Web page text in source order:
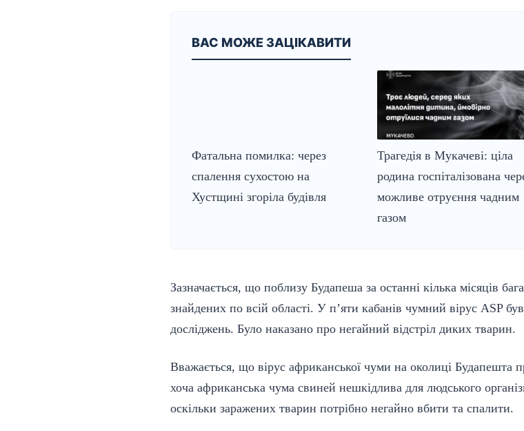
ВАС МОЖЕ ЗАЦІКАВИТИ
Фатальна помилка: через
спалення сухостою на
Хустщині згоріла будівля
Трагедія в Мукачеві: ціла
родина госпіталізована
можливе отруєння чадним
газом
Зазначається, що поблизу Будапеша за останні кілька місяців
знайдених по всій області. У п’яти кабанів чумний вірус ASP
досліджень. Було наказано про негайний відстріл диких тварин.
Вважається, що вірус африканської чуми на околиці Будапешта
хоча африканська чума свиней нешкідлива для людського
оскільки заражених тварин потрібно негайно вбити та спалити.